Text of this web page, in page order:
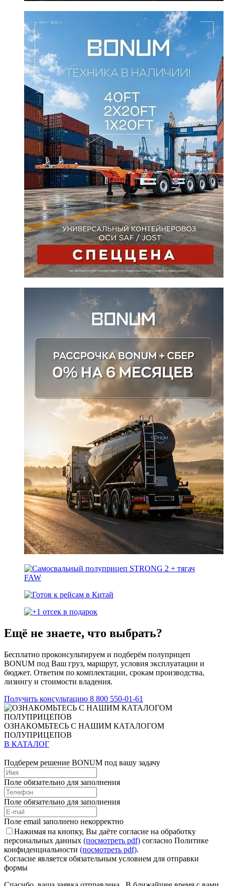
Ещё не знаете, что выбрать?
Бесплатно проконсультируем и подберём полуприцеп
BONUM под Ваш груз, маршрут, условия эксплуатации и
бюджет. Ответим по комплектации, срокам производства,
лизингу и стоимости владения.
Получить консультацию 8 800 550-01-61
ОЗНАКОМЬТЕСЬ С НАШИМ КАТАЛОГОМ
ПОЛУПРИЦЕПОВ
В КАТАЛОГ
Подберем решение BONUM под вашу задачу
Поле обязательно для заполнения
Поле обязательно для заполнения
Поле email заполнено некорректно
Нажимая на кнопку, Вы даёте согласие на обработку
персональных данных (посмотреть pdf) согласно Политике
конфиденциальности (посмотреть pdf).
Согласие является обязательным условием для отправки
формы